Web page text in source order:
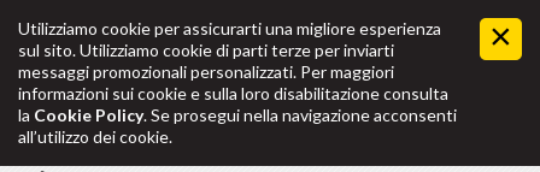
Utilizziamo cookie per assicurarti una migliore esperienza
sul sito. Utilizziamo cookie di parti terze per inviarti
messaggi promozionali personalizzati. Per maggiori
informazioni sui cookie e sulla loro disabilitazione consulta
la Cookie Policy. Se prosegui nella navigazione acconsenti
all’utilizzo dei cookie.